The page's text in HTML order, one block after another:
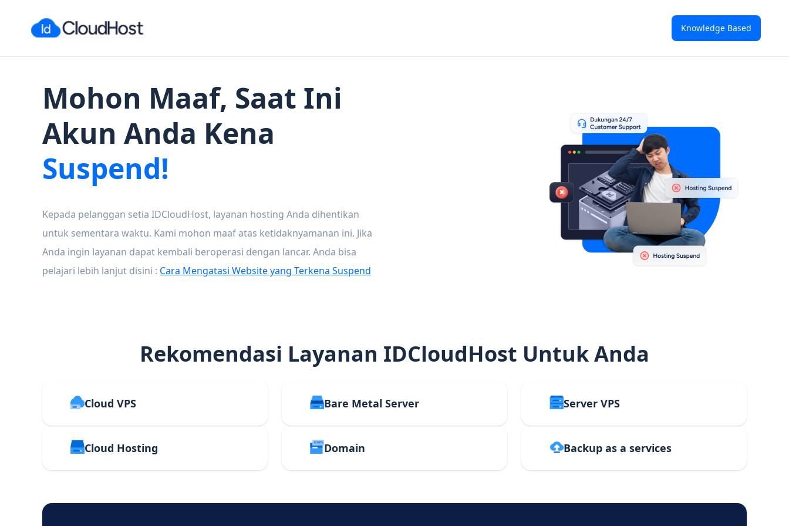
Knowledge Based
Mohon Maaf, Saat Ini
Akun Anda Kena
Suspend!
Kepada pelanggan setia IDCloudHost, layanan hosting Anda dihentikan
untuk sementara waktu. Kami mohon maaf atas ketidaknyamanan ini. Jika
Anda ingin layanan dapat kembali beroperasi dengan lancar. Anda bisa
pelajari lebih lanjut disini : Cara Mengatasi Website yang Terkena Suspend
Rekomendasi Layanan IDCloudHost Untuk Anda
Cloud VPS Bare Metal Server Server VPS
Cloud Hosting Domain Backup as a services